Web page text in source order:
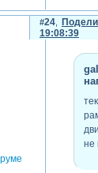
ролика
(02-11-
24
19:08:39
не